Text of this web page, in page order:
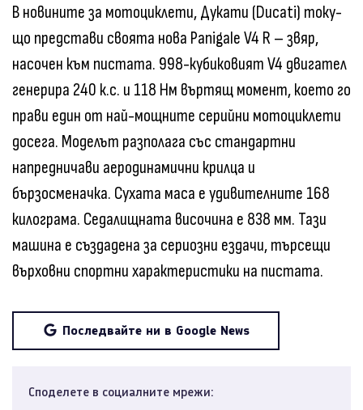
В новините за мотоциклети, Дукати (Ducati) току-
що представи своята нова Panigale V4 R – звяр,
насочен към пистата. 998-кубиковият V4 двигател
генерира 240 к.с. и 118 Нм въртящ момент, което го
прави един от най-мощните серийни мотоциклети
досега. Моделът разполага със стандартни
напредничави аеродинамични крилца и
бързосменачка. Сухата маса е удивителните 168
килограма. Седалищната височина е 838 мм. Тази
машина е създадена за сериозни ездачи, търсещи
върховни спортни характеристики на пистата.
Последвайте ни в Google News
Споделете в социалните мрежи: